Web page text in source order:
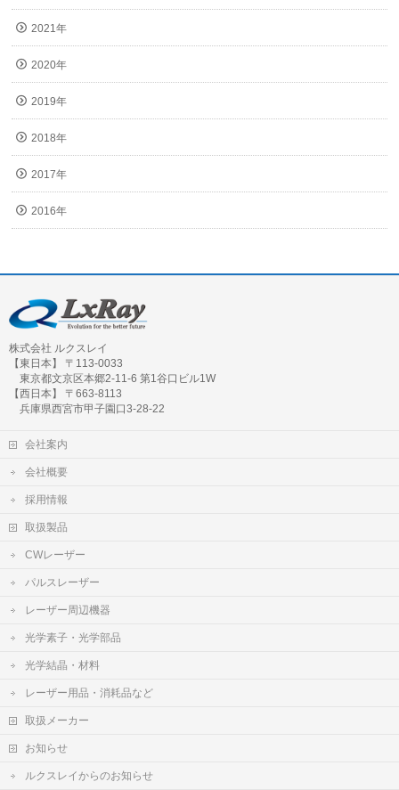
2021年
2020年
2019年
2018年
2017年
2016年
株式会社 ルクスレイ
【東日本】 〒113-0033
東京都文京区本郷2-11-6 第1谷口ビル1W
【西日本】 〒663-8113
兵庫県西宮市甲子園口3-28-22
会社案内
会社概要
採用情報
取扱製品
CWレーザー
パルスレーザー
レーザー周辺機器
光学素子・光学部品
光学結晶・材料
レーザー用品・消耗品など
取扱メーカー
お知らせ
ルクスレイからのお知らせ